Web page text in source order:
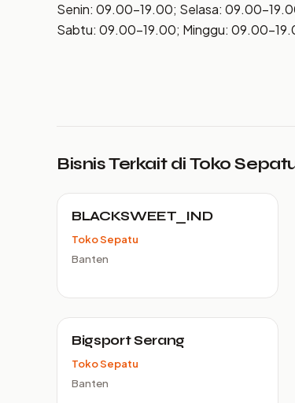
Senin: 09.00–19.00; Selasa:
Sabtu: 09.00–19.00; Minggu:
Bisnis Terkait di Toko
BLACKSWEET_IND
Toko Sepatu
Banten
Bigsport Serang
Toko Sepatu
Banten